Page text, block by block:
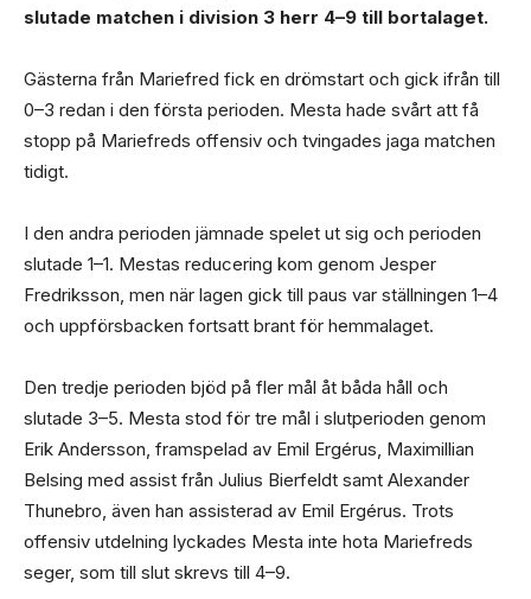
slutade matchen i division 3 herr 4–9 till bortalaget.
Gästerna från Mariefred fick en drömstart och gick ifrån till
0–3 redan i den första perioden. Mesta hade svårt att få
stopp på Mariefreds offensiv och tvingades jaga matchen
tidigt.
I den andra perioden jämnade spelet ut sig och perioden
slutade 1–1. Mestas reducering kom genom Jesper
Fredriksson, men när lagen gick till paus var ställningen 1–4
och uppförsbacken fortsatt brant för hemmalaget.
Den tredje perioden bjöd på fler mål åt båda håll och
slutade 3–5. Mesta stod för tre mål i slutperioden genom
Erik Andersson, framspelad av Emil Ergérus, Maximillian
Belsing med assist från Julius Bierfeldt samt Alexander
Thunebro, även han assisterad av Emil Ergérus. Trots
offensiv utdelning lyckades Mesta inte hota Mariefreds
seger, som till slut skrevs till 4–9.